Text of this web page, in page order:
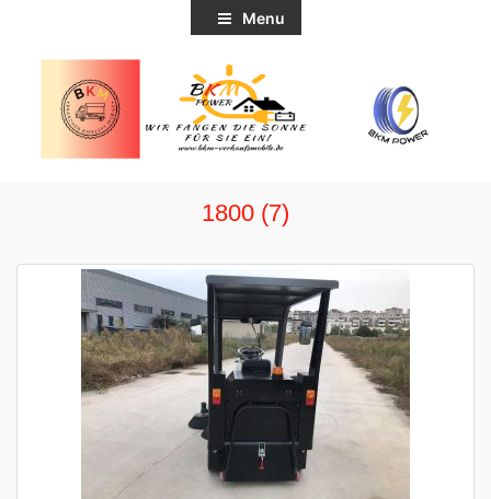
Menu
1800 (7)